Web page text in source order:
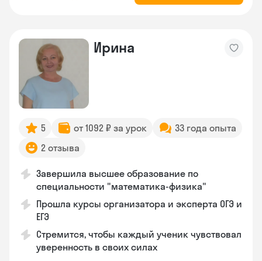
Ирина
5 от 1092 ₽ за урок
33 года опыта
2 отзыва
Завершила высшее образование по
специальности "математика-физика"
Прошла курсы организатора и эксперта ОГЭ и
ЕГЭ
Стремится, чтобы каждый ученик чувствовал
уверенность в своих силах